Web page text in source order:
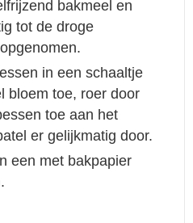
bakmeel en
tot de droge
in een schaaltje
bloem toe, roer door
toe aan het
er gelijkmatig door.
een met bakpapier